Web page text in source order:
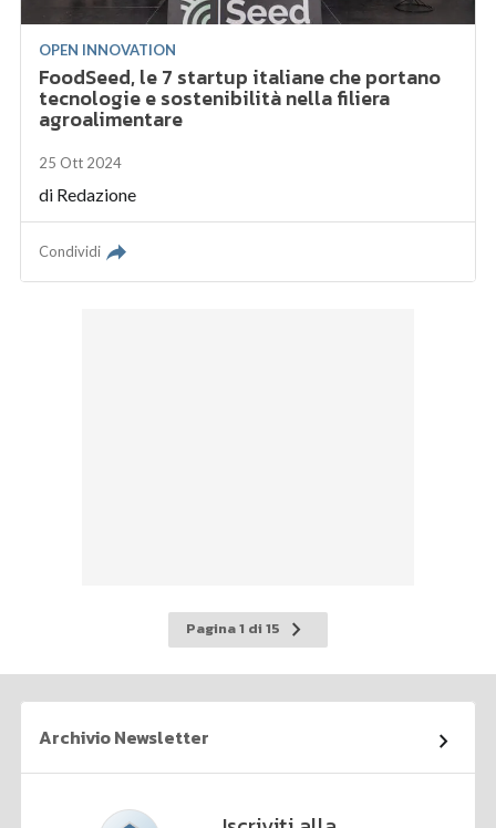
OPEN INNOVATION
FoodSeed, le 7 startup italiane che portano
tecnologie e sostenibilità nella filiera
agroalimentare
25 Ott 2024
di Redazione
Condividi
Pagina 1 di 15
Pagina
successiva
Archivio Newsletter